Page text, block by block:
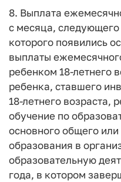
8. Выплата
с месяца,
которого появились
выплаты
ребенком 18-летнего
ребенка, ставшего
18-летнего возраста,
обучение по
основного общего
образования в
образовательную
года, в котором